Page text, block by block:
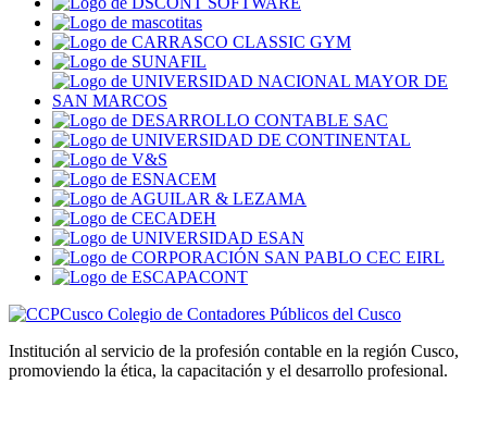
Colegio de Contadores Públicos del Cusco
Institución al servicio de la profesión contable en la región Cusco,
promoviendo la ética, la capacitación y el desarrollo profesional.